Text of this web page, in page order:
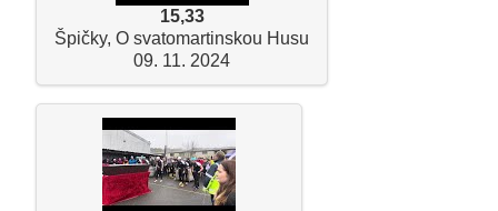
15,33
Špičky, O svatomartinskou Husu
09. 11. 2024